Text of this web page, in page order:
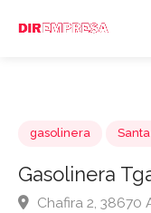
gasolinera
Gasolinera